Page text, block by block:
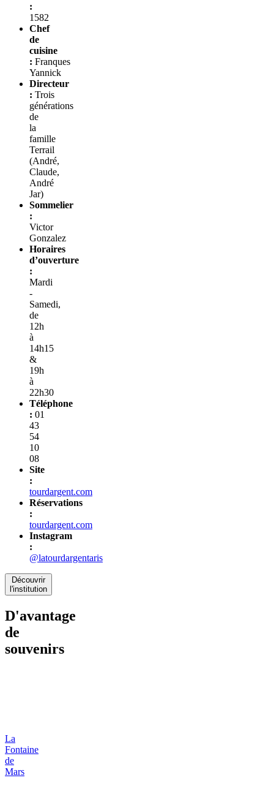
:
1582
Chef
de
cuisine
: Franques
Yannick
Directeur
: Trois
générations
de
la
famille
Terrail
(André,
Claude,
André
Jar)
Sommelier
:
Victor
Gonzalez
Horaires
d’ouverture
:
Mardi
-
Samedi,
de
12h
à
14h15
&
19h
à
22h30
Téléphone
: 01
43
54
10
08
Site
:
tourdargent.com
Réservations
:
tourdargent.com
Instagram
:
@latourdargentaris
Découvrir
l'institution
D'avantage
de
souvenirs
La
Fontaine
de
Mars